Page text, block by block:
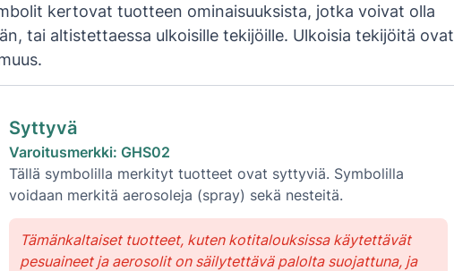
kertovat tuotteen ominaisuuksista, jotka voivat olla
tai altistettaessa ulkoisille tekijöille. Ulkoisia tekijöitä ovat
Syttyvä
Varoitusmerkki: GHS02
Tällä symbolilla merkityt tuotteet ovat syttyviä. Symbolilla
voidaan merkitä aerosoleja (spray) sekä nesteitä.
Tämänkaltaiset tuotteet, kuten kotitalouksissa käytettävät
pesuaineet ja aerosolit on säilytettävä palolta suojattuna, ja